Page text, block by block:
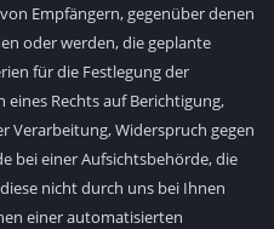
Empfängern, gegenüber denen
oder werden, die geplante
für die Festlegung der
eines Rechts auf Berichtigung,
Verarbeitung, Widerspruch gegen
bei einer Aufsichtsbehörde, die
nicht durch uns bei Ihnen
einer automatisierten